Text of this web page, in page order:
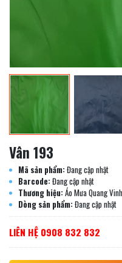
Vân 193
Mã sản phẩm:Đang cập nhật
Barcode:Đang cập nhật
Thương hiệu:Áo Mưa Quang Vinh
Dòng sản phẩm:Đang cập nhật
LIÊN HỆ 0908 832 832